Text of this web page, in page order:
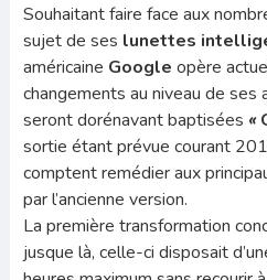
Souhaitant faire face aux
sujet de ses lunettes
américaine Google opère
changements au niveau de ses
seront dorénavant baptisées «
sortie étant prévue courant
comptent remédier aux
par l’ancienne version.
La première transformation
jusque là, celle-ci disposait